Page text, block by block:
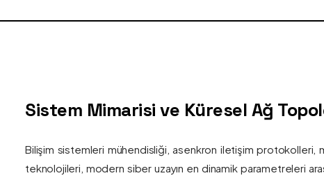
Sistem Mimarisi ve Küresel Ağ
Bilişim sistemleri mühendisliği, asenkron iletişim protokolleri,
teknolojileri, modern siber uzayın en dinamik parametreleri